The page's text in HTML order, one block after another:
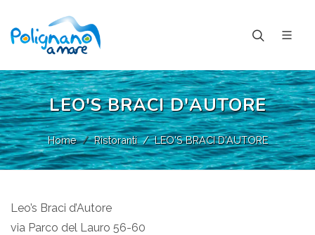
LEO'S BRACI D'AUTORE
Home Ristoranti LEO'S BRACI D'AUTORE
Leo’s Braci d’Autore
via Parco del Lauro 56-60